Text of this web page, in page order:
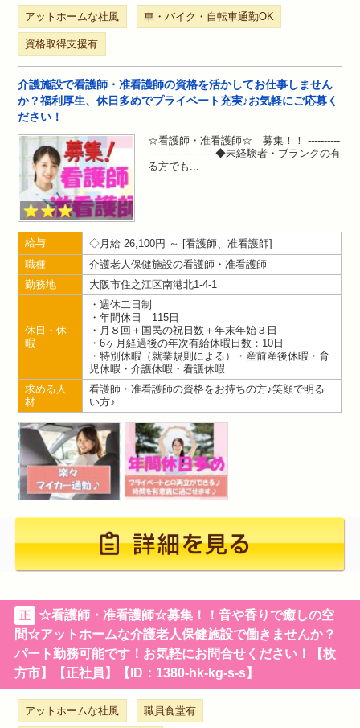
アットホームな社風 車・バイク・自転車通勤OK
資格取得支援有
介護施設で看護師・准看護師の資格を活かしてお仕事しません
か？福利厚生、休日多めでプライベート充実♪お気軽にご応募く
ださい！
☆看護師・准看護師☆ 募集！！ ----------
-------------------- ◆未経験者・ブランクの有
る方でも
給与 月給 26,100円 ～
看護師、准看護師
職種
介護老人保健施設の看護師・准看護師
勤務地
大阪市住之江区南港北1-4-1
休日・休
暇
・週休二日制
・年間休日 115日
・月８回＋国民の祝日数＋年末年始３日
・6ヶ月経過後の年次有給休暇日数：10日
・特別休暇（就業規則による）・産前産後休暇・育
児休暇・介護休暇・看護休暇
求める人
材
看護師・准看護師の資格をお持ちの方♪笑顔で明る
い方♪
正
☆看護師・准看護師☆募集！！音や香りで癒しの空
間☆アットホームな介護老人保健施設で働きませんか？
パート勤務可能です！お気軽にお問合せください！【枚
方市】【正社員】【ID：1380-hk-kg-s-s】
アットホームな社風 職員食堂有